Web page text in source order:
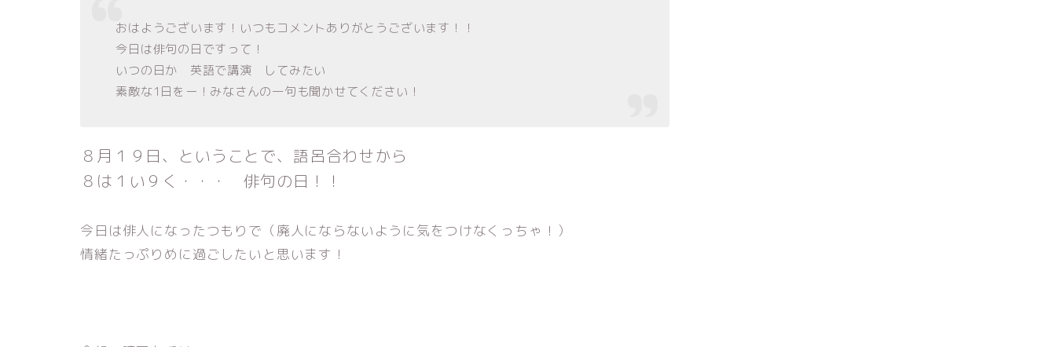
おはようございます！いつもコメントありがとうございます！！
今日は俳句の日ですって！
いつの日か 英語で講演 してみたい
素敵な1日をー！みなさんの一句も聞かせてください！
８月１９日、ということで、語呂合わせから
８は１い９く・・・ 俳句の日！！
今日は俳人になったつもりで（廃人にならないように気をつけなくっちゃ！）
情緒たっぷりめに過ごしたいと思います！